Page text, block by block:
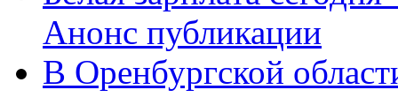
Анонс публикации
В Оренбургской